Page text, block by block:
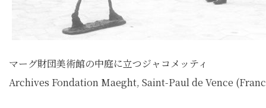
マーグ財団美術館の中庭に立つジャコメッティ
Archives Fondation Maeght, Saint-Paul de Vence